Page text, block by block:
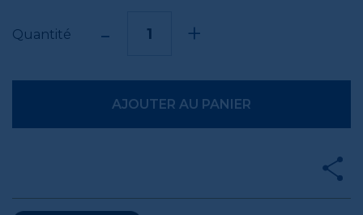
Quantité - +
AJOUTER AU PANIER